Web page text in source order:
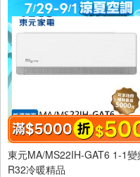
東元MA/MS22IH-GAT6 1-1變
R32冷暖精品